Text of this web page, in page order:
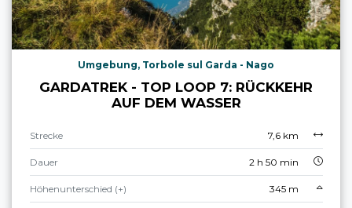
Umgebung, Torbole sul Garda - Nago
GARDATREK - TOP LOOP 7: RÜCKKEHR
AUF DEM WASSER
Strecke 7,6 km
Dauer 2 h 50 min
Höhenunterschied (+) 345 m